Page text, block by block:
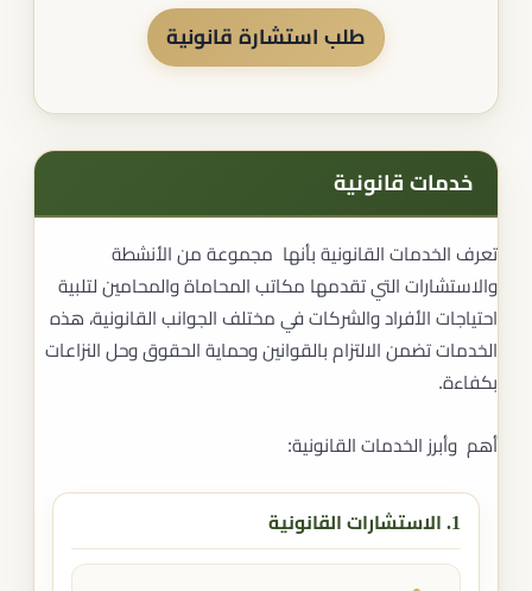
طلب استشارة قانونية
خدمات قانونية
تعرف الخدمات القانونية بأنها مجموعة من الأنشطة
والاستشارات التي تقدمها مكاتب المحاماة والمحامين لتلبية
احتياجات الأفراد والشركات في مختلف الجوانب القانونية، هذه
الخدمات تضمن الالتزام بالقوانين وحماية الحقوق وحل النزاعات
بكفاءة.
أهم وأبرز الخدمات القانونية:
1. الاستشارات القانونية